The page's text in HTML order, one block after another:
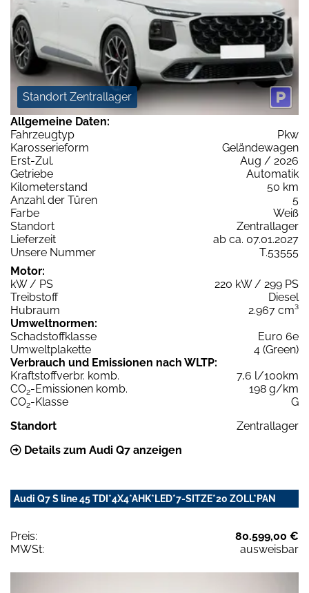
Standort Zentrallager
Allgemeine Daten:
Fahrzeugtyp
Pkw
Karosserieform
Geländewagen
Erst-Zul.
Aug / 2026
Getriebe
Automatik
Kilometerstand
50 km
Anzahl der Türen
5
Farbe
Weiß
Standort
Zentrallager
Lieferzeit
ab ca. 07.01.2027
Unsere Nummer
T.53555
Motor:
kW / PS
220 kW / 299 PS
Treibstoff
Diesel
Hubraum
2.967 cm³
Umweltnormen:
Schadstoffklasse
Euro 6e
Umweltplakette
4 (Green)
Verbrauch und Emissionen nach WLTP:
Kraftstoffverbr. komb.
7,6 l/100km
CO2-Emissionen komb.
198 g/km
CO2-Klasse
G
Standort
Zentrallager
Details zum Audi Q7 anzeigen
Audi Q7 S line 45 TDI*4X4*AHK*LED*7-SITZE*20 ZOLL*PAN
Preis:
80.599,00 €
MWSt:
ausweisbar